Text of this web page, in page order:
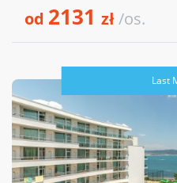
od 2131 zł/os.
Last